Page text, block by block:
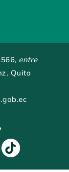
, entre
Quito
T
i